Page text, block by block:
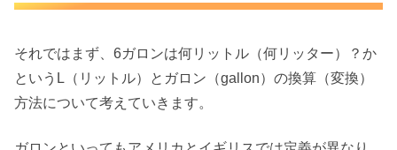
それではまず、6ガロンは何リットル（何リッター）？か
というL（リットル）とガロン（gallon）の換算（変換）
方法について考えていきます。